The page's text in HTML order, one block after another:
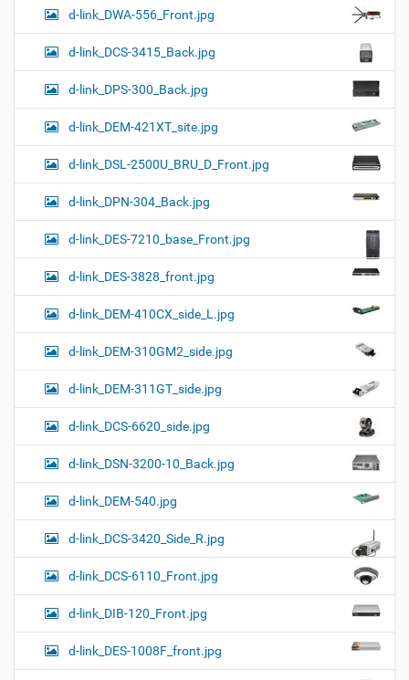
d-link_DWA-556_Front.jpg
d-link_DCS-3415_Back.jpg
d-link_DPS-300_Back.jpg
d-link_DEM-421XT_site.jpg
d-link_DSL-2500U_BRU_D_Front.jpg
d-link_DPN-304_Back.jpg
d-link_DES-7210_base_Front.jpg
d-link_DES-3828_front.jpg
d-link_DEM-410CX_side_L.jpg
d-link_DEM-310GM2_side.jpg
d-link_DEM-311GT_side.jpg
d-link_DCS-6620_side.jpg
d-link_DSN-3200-10_Back.jpg
d-link_DEM-540.jpg
d-link_DCS-3420_Side_R.jpg
d-link_DCS-6110_Front.jpg
d-link_DIB-120_Front.jpg
d-link_DES-1008F_front.jpg